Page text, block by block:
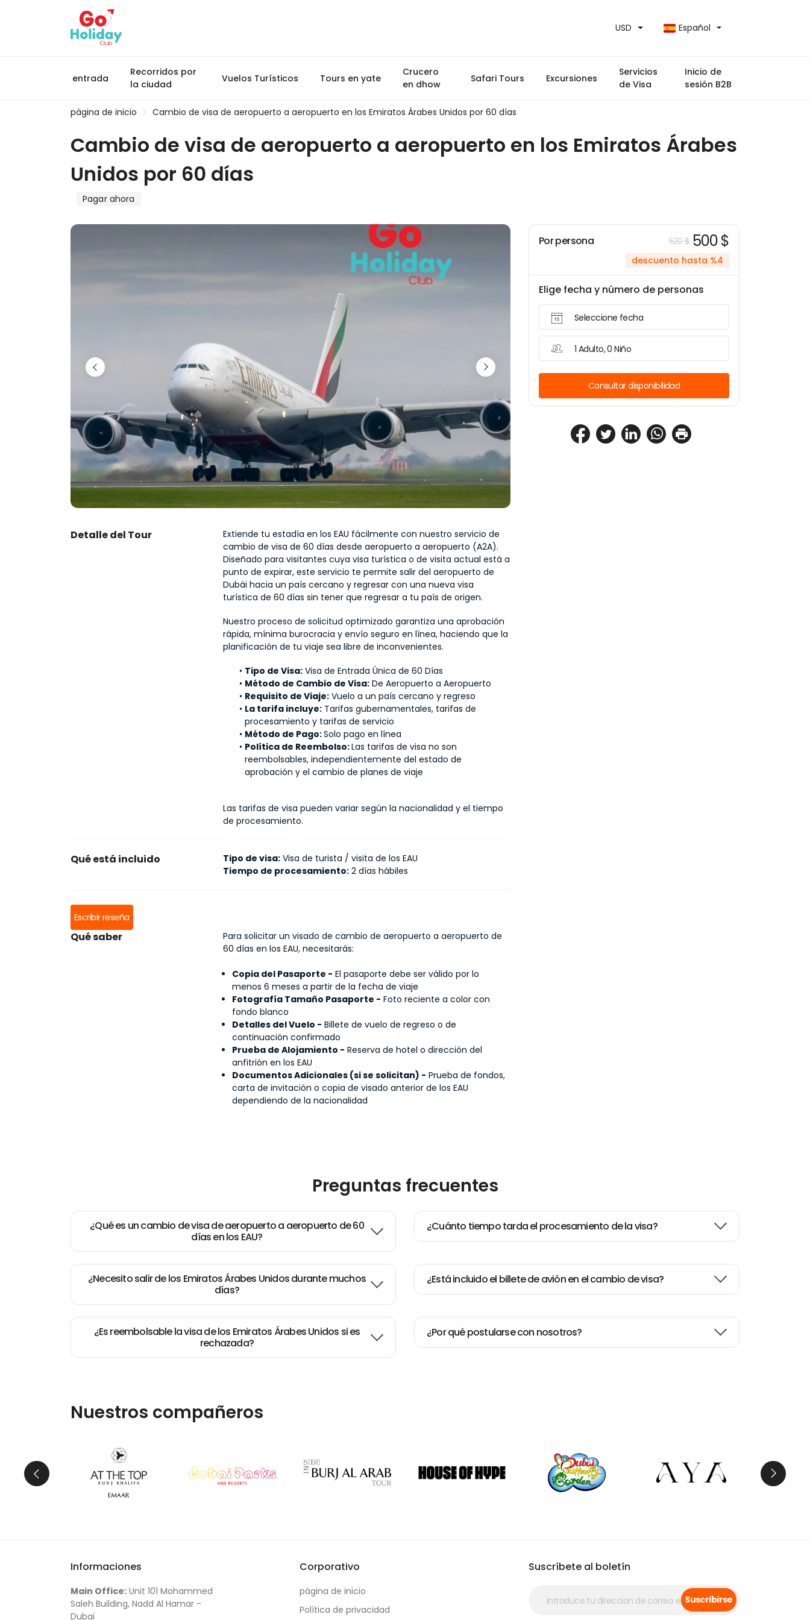
USD Español
entrada
Recorridos por
la ciudad
Vuelos Turísticos Tours en yate
Crucero
en dhow
Safari Tours Excursiones
Servicios
de Visa
Inicio de
sesión B2B
página de inicio Cambio de visa de aeropuerto a aeropuerto en los Emiratos Árabes Unidos por 60 días
Cambio de visa de aeropuerto a aeropuerto en los Emiratos Árabes
Unidos por 60 días
Pagar ahora
Detalle del Tour
Extiende tu estadía en los EAU fácilmente con nuestro servicio de
cambio de visa de 60 días desde aeropuerto a aeropuerto (A2A).
Diseñado para visitantes cuya visa turística o de visita actual está a
punto de expirar, este servicio te permite salir del aeropuerto de
Dubái hacia un país cercano y regresar con una nueva visa
turística de 60 días sin tener que regresar a tu país de origen.
Nuestro proceso de solicitud optimizado garantiza una aprobación
rápida, mínima burocracia y envío seguro en línea, haciendo que la
planificación de tu viaje sea libre de inconvenientes.
Tipo de Visa: Visa de Entrada Única de 60 Días
Método de Cambio de Visa: De Aeropuerto a Aeropuerto
Requisito de Viaje: Vuelo a un país cercano y regreso
La tarifa incluye: Tarifas gubernamentales, tarifas de
procesamiento y tarifas de servicio
Método de Pago: Solo pago en línea
Política de Reembolso: Las tarifas de visa no son
reembolsables, independientemente del estado de
aprobación y el cambio de planes de viaje
Las tarifas de visa pueden variar según la nacionalidad y el tiempo
de procesamiento.
Qué está incluido Tipo de visa: Visa de turista / visita de los EAU
Tiempo de procesamiento: 2 días hábiles
Escribir reseña
Qué saber
Para solicitar un visado de cambio de aeropuerto a aeropuerto de
60 días en los EAU, necesitarás:
Copia del Pasaporte - El pasaporte debe ser válido por lo
menos 6 meses a partir de la fecha de viaje
Fotografía Tamaño Pasaporte - Foto reciente a color con
fondo blanco
Detalles del Vuelo - Billete de vuelo de regreso o de
continuación confirmado
Prueba de Alojamiento - Reserva de hotel o dirección del
anfitrión en los EAU
Documentos Adicionales (si se solicitan) - Prueba de fondos,
carta de invitación o copia de visado anterior de los EAU
dependiendo de la nacionalidad
Por persona 520 $ 500 $
descuento hasta %4
Elige fecha y número de personas
Seleccione fecha
1 Adulto, 0 Niño
Consultar disponibilidad
Preguntas frecuentes
¿Qué es un cambio de visa de aeropuerto a aeropuerto de 60
días en los EAU?
¿Cuánto tiempo tarda el procesamiento de la visa?
¿Necesito salir de los Emiratos Árabes Unidos durante muchos
días?
¿Está incluido el billete de avión en el cambio de visa?
¿Es reembolsable la visa de los Emiratos Árabes Unidos si es
rechazada?
¿Por qué postularse con nosotros?
Nuestros compañeros
Informaciones
Main Office: Unit 101 Mohammed
Saleh Building, Nadd Al Hamar -
Dubai
Corporativo
página de inicio
Política de privacidad
Suscríbete al boletín
Suscribirse